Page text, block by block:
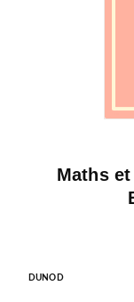
Maths
DUNOD